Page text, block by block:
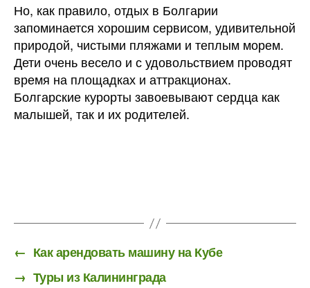
Но, как правило, отдых в Болгарии
запоминается хорошим сервисом, удивительной
природой, чистыми пляжами и теплым морем.
Дети очень весело и с удовольствием проводят
время на площадках и аттракционах.
Болгарские курорты завоевывают сердца как
малышей, так и их родителей.
← Как арендовать машину на Кубе
→ Туры из Калининграда